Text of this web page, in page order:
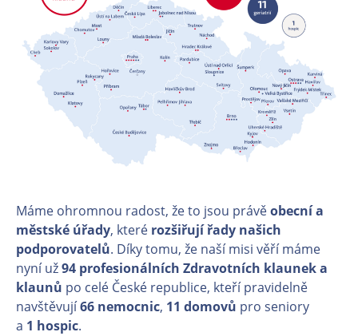
Máme ohromnou radost, že to jsou právěobecní a
městské úřady, které rozšiřují řady našich
podporovatelů. Díky tomu, že naší misi věří máme
nyní už94 profesionálních Zdravotních klaunek a
klaunů po celé České republice, kteří pravidelně
navštěvují66 nemocnic, 11 domovů pro seniory
a 1 hospic.